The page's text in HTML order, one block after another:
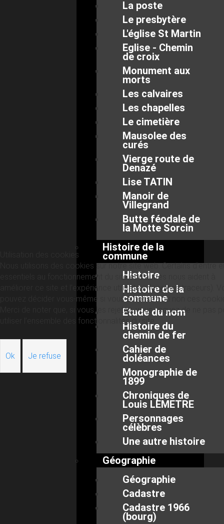
La poste
Le presbytère
L'église St Martin
Eglise - Chemin
de croix
Monument aux
morts
Les calvaires
Les chapelles
Le cimetière
Mausolee des
curés
Vierge route de
Denazé
Lise TATIN
Manoir de
Villegrand
Butte féodale de
la Motte Sorcin
Histoire de la
commune
Histoire
Histoire de la
commune
Etude du nom
Histoire du
chemin de fer
Cahier de
doléances
Monographie de
1899
Chroniques de
Louis LEMETRE
Personnages
célèbres
Une autre histoire
Géographie
Géographie
Cadastre
Cadastre 1966
(bourg)
Utilisation des cookies
Nous utilisons des cookies sur notre site web. Certains d’entre
essentiels au fonctionnement du site et d’autres nous aident à
améliorer ce site et l’expérience utilisateur (cookies traceurs).
pouvez décider vous-même si vous autorisez ou non ces
Merci de noter que, si vous les rejetez, vous risquez de ne pas
utiliser l’ensemble des fonctionnalités du site.
Ok Je refuse